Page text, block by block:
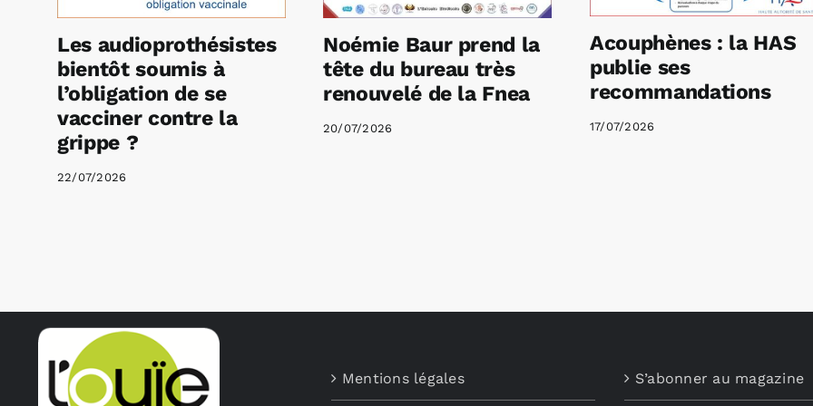
Les audioprothésistes
bientôt soumis à
l’obligation de se
vacciner contre la
grippe ?
22/07/2026
Noémie Baur prend la
tête du bureau très
renouvelé de la Fnea
20/07/2026
Acouphènes : la HAS
publie ses
recommandations
17/07/2026
Mentions légales S’abonner au magazine